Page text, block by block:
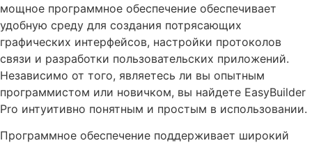
мощное программное обеспечение обеспечивает
удобную среду для создания потрясающих
графических интерфейсов, настройки протоколов
связи и разработки пользовательских приложений.
Независимо от того, являетесь ли вы опытным
программистом или новичком, вы найдете EasyBuilder
Pro интуитивно понятным и простым в использовании.
Программное обеспечение поддерживает широкий